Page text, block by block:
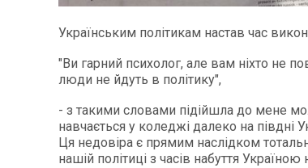
Українським політикам настав час
"Ви гарний психолог, але вам ніхто не
люди не йдуть в політику",
- з такими словами підійшла до мене
навчається у коледжі далеко на півдні
Ця недовіра є прямим наслідком
нашій політиці з часів набуття Україною